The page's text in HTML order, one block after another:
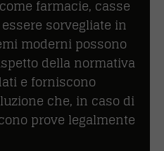
farmacie, casse
sorvegliate in
moderni possono
della normativa
e forniscono
che, in caso di
prove legalmente